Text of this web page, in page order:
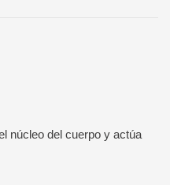
núcleo del cuerpo y actúa